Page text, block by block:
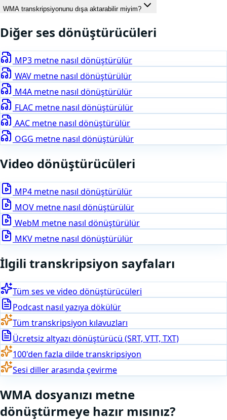
WMA transkripsiyonunu dışa aktarabilir miyim?
Diğer ses dönüştürücüleri
MP3 metne nasıl dönüştürülür
WAV metne nasıl dönüştürülür
M4A metne nasıl dönüştürülür
FLAC metne nasıl dönüştürülür
AAC metne nasıl dönüştürülür
OGG metne nasıl dönüştürülür
Video dönüştürücüleri
MP4 metne nasıl dönüştürülür
MOV metne nasıl dönüştürülür
WebM metne nasıl dönüştürülür
MKV metne nasıl dönüştürülür
İlgili transkripsiyon sayfaları
Tüm ses ve video dönüştürücüleri
Podcast nasıl yazıya dökülür
Tüm transkripsiyon kılavuzları
Ücretsiz altyazı dönüştürücü (SRT, VTT, TXT)
100'den fazla dilde transkripsiyon
Sesi diller arasında çevirme
WMA dosyanızı metne
dönüştürmeye hazır mısınız?